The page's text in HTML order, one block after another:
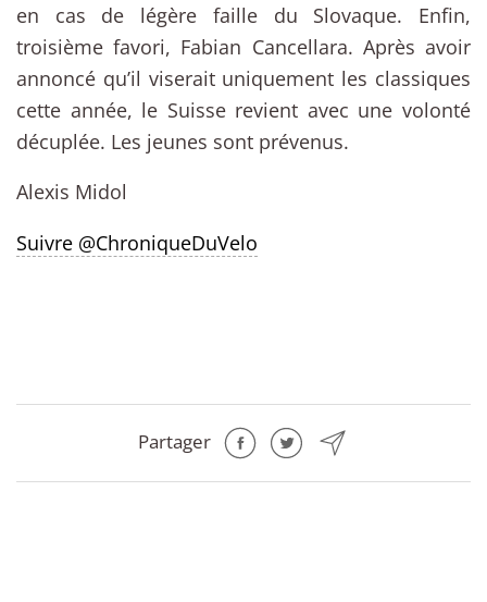
en cas de légère faille du Slovaque. Enfin,
troisième favori, Fabian Cancellara. Après avoir
annoncé qu’il viserait uniquement les classiques
cette année, le Suisse revient avec une volonté
décuplée. Les jeunes sont prévenus.
Alexis Midol
Suivre @ChroniqueDuVelo
Partager